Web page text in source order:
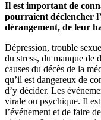
Il est important de
pourraient déclencher
dérangement, de leur
Dépression, trouble
du stress, du manque de
causes du décès de la
qu’il est dangereux de
d’y décider. Les
virale ou psychique. Il
l’événement et de faire